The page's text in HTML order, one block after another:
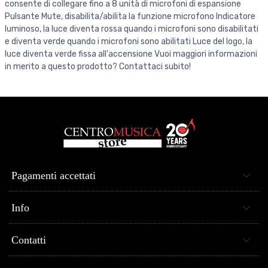
consente di collegare fino a 8 unità di microfoni di espansione
Pulsante Mute, disabilita/abilita la funzione microfono Indicatore
luminoso, la luce diventa rossa quando i microfoni sono disabilitati
e diventa verde quando i microfoni sono abilitati Luce del logo, la
luce diventa verde fissa all'accensione Vuoi maggiori informazioni
in merito a questo prodotto? Contattaci subito!
Pagamenti accettati
Info
Contatti